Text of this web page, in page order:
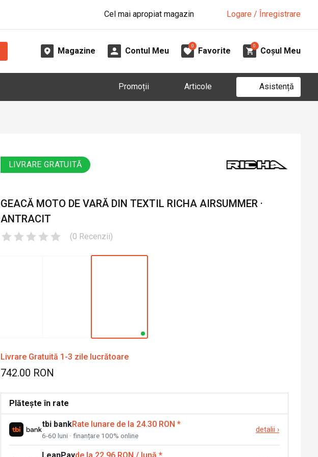
Cel mai apropiat magazin Logare / Înregistrare
Magazine Contul Meu
0
Favorite
0
Coșul Meu
Promoții Articole Asistență
LIVRARE GRATUITĂ
GEACĂ MOTO DE VARĂ DIN TEXTIL RICHA AIRSUMMER ·
ANTRACIT
(0 Recenzii)
Livrare Gratuită 1-3 zile lucrătoare
742.00 RON
Plătește în rate
tbi bankRate lunare de la 24.30 RON *
6-60 luni · finanțare 100% online
detalii ›